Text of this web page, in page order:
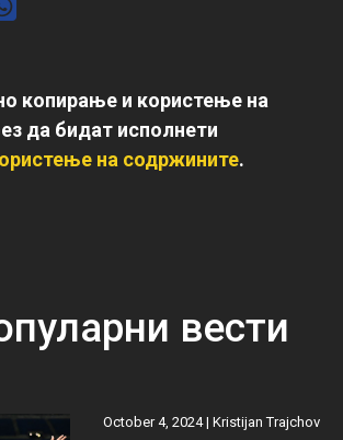
копирање и користење на
да бидат исполнети
на содржините.
вести
October 4, 2024 |Kristijan Trajchov